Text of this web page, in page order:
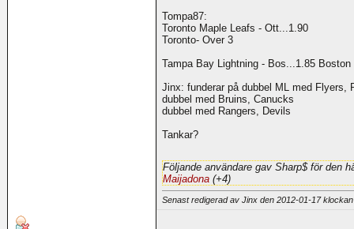
Tompa87:
Toronto Maple Leafs - Ott...1.90
Toronto- Over 3
Tampa Bay Lightning - Bos...1.85 Boston
Jinx: funderar på dubbel ML med Flyers,
dubbel med Bruins, Canucks
dubbel med Rangers, Devils
Tankar?
Följande användare gav Sharp$ för den
Maijadona (+4)
Senast redigerad av Jinx den 2012-01-17